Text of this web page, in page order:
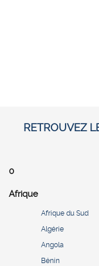
RETROUVEZ
0
Afrique
Afrique du Sud
Algérie
Angola
Bénin